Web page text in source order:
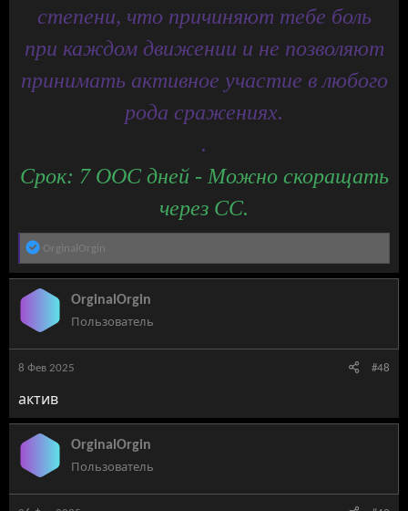
степени, что причиняют тебе боль
при каждом движении и не позволяют
принимать активное участие в любого
рода сражениях.
.
Срок: 7 ООС дней - Можно скоращать
через СС.
Р
е
а
к
и
и
OrginalOrgin
OrginalOrgin
Пользователь
8 Фев 2025 #48
актив
OrginalOrgin
Пользователь